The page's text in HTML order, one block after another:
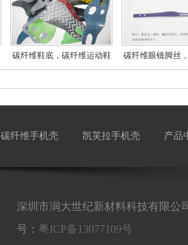
碳纤维鞋底，碳纤维运动鞋
登
碳纤维眼镜脚丝
镜
碳纤维手机壳 凯芙拉手机壳 产品
深圳市润大世纪新材料科技有限
号： 粤ICP备13077109号